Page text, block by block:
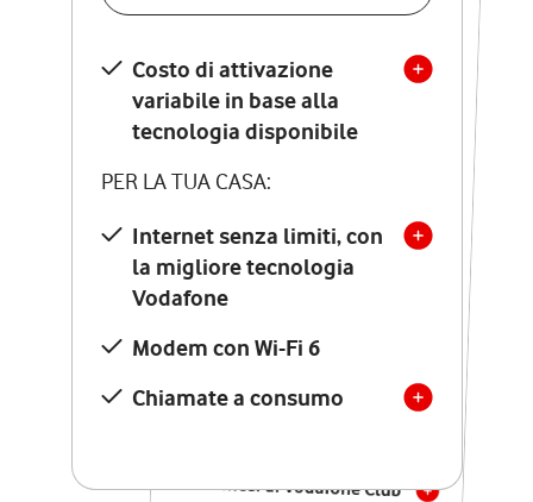
Costo di attivazione
variabile in base alla
tecnologia disponibile
PER LA TUA CASA:
Internet senza limiti, con
la migliore tecnologia
Vodafone
Modem con Wi-Fi 6
Chiamate a consumo
Costo di attivazione
variabile in base alla
tecnologia disponibile
PER LA TUA CASA:
Internet senza limiti, con
la migliore tecnologia
Vodafone
Modem Seven con Wi-Fi 7
Chiamate illimitate verso
numeri fissi e mobili
nazionali
12 mesi di Vodafone Club
con sconti ed esperienze
esclusive, poi si disattiva